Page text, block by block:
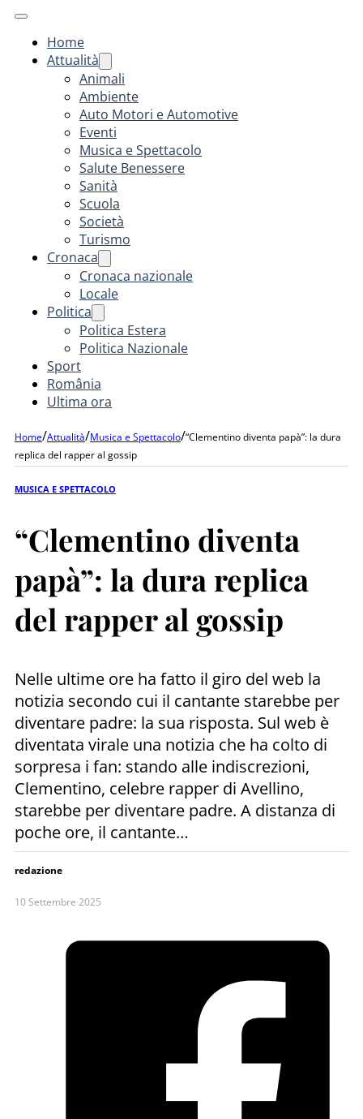
Home
Attualità
Animali
Ambiente
Auto Motori e Automotive
Eventi
Musica e Spettacolo
Salute Benessere
Sanità
Scuola
Società
Turismo
Cronaca
Cronaca nazionale
Locale
Politica
Politica Estera
Politica Nazionale
Sport
România
Ultima ora
Home/Attualità/Musica e Spettacolo/“Clementino diventa papà”: la dura
replica del rapper al gossip
MUSICA E SPETTACOLO
“Clementino diventa
papà”: la dura replica
del rapper al gossip
Nelle ultime ore ha fatto il giro del web la
notizia secondo cui il cantante starebbe per
diventare padre: la sua risposta. Sul web è
diventata virale una notizia che ha colto di
sorpresa i fan: stando alle indiscrezioni,
Clementino, celebre rapper di Avellino,
starebbe per diventare padre. A distanza di
poche ore, il cantante…
redazione
10 Settembre 2025